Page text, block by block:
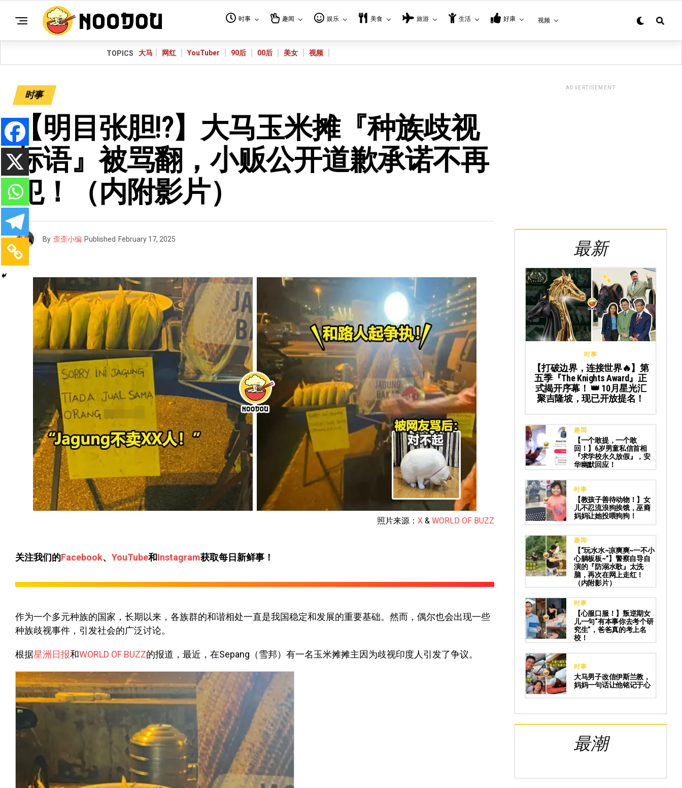
时事 趣闻 娱乐 美食 旅游 生活 好康 视频
TOPICS 大马 网红 YouTuber 90后 00后 美女 视频
时事
【明目张胆⁉️】大马玉米摊『种族歧视
标语』被骂翻，小贩公开道歉承诺不再
犯！（内附影片）
By 歪歪小编 Published February 17, 2025
照片来源： X & WORLD OF BUZZ
关注我们的Facebook、 YouTube和Instagram获取每日新鲜事！
作为一个多元种族的国家，长期以来，各族群的和谐相处一直是我国稳定和发展的重要基础。然而，偶尔也会出现一些
种族歧视事件，引发社会的广泛讨论。
根据星洲日报和WORLD OF BUZZ的报道，最近，在Sepang（雪邦）有一名玉米摊摊主因为歧视印度人引发了争议。
ADVERTISEMENT
最新
时事
【打破边界，连接世界🔥】第
五季『The Knights Award』正
式揭开序幕！ 👑 10月星光汇
聚吉隆坡，现已开放提名！
趣闻
【一个敢提，一个敢
回！】6岁男童私信首相
『求学校永久放假』，安
华幽默回应！
时事
【教孩子善待动物！】女
儿不忍流浪狗挨饿，巫裔
妈妈让她投喂狗狗！
趣闻
【“玩水水~凉爽爽~一不小
心躺板板~”】警察自导自
演的『防溺水歌』太洗
脑，再次在网上走红！
（内附影片）
时事
【心服口服！】叛逆期女
儿一句“有本事你去考个研
究生”，爸爸真的考上名
校！
时事
大马男子改信伊斯兰教，
妈妈一句话让他铭记于心
最潮